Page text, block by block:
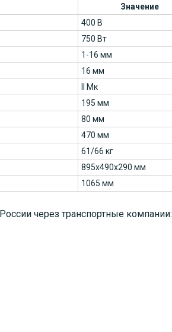
Значение
400 В
750 Вт
1-16 мм
16 мм
II Мк
195 мм
80 мм
470 мм
61/66 кг
895x490x290 мм
1065 мм
через транспортные компании: